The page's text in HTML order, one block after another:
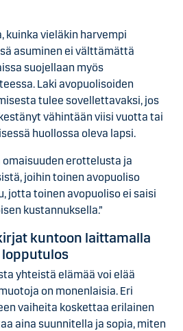
kuinka vieläkin harvempi
asuminen ei välttämättä
suojellaan myös
Laki avopuolisoiden
tulee sovellettavaksi, jos
vähintään viisi vuotta tai
huollossa oleva lapsi.
omaisuuden erottelusta ja
joihin toinen avopuoliso
jotta toinen avopuoliso ei saisi
kustannuksella.”
kuntoon laittamalla
yhteistä elämää voi elää
on monenlaisia. Eri
vaiheita koskettaa erilainen
aina suunnitella ja sopia, miten